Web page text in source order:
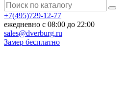
+7(495)729-12-77
ежедневно с 08:00 до 22:00
sales@dverburg.ru
Замер бесплатно